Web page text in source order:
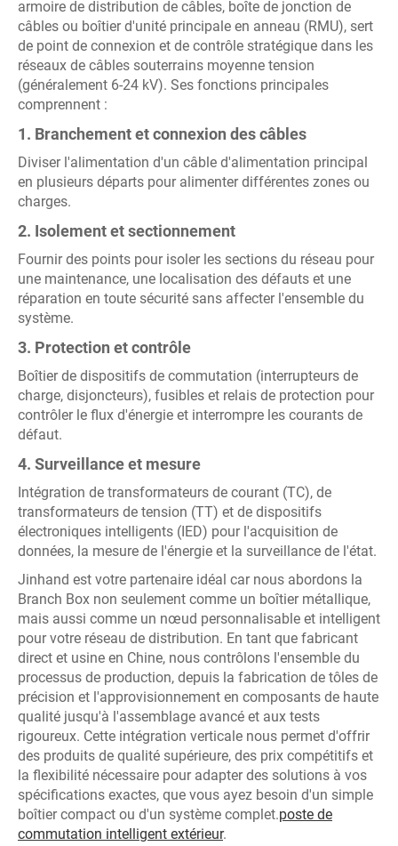
armoire de distribution de câbles, boîte de jonction de
câbles ou boîtier d'unité principale en anneau (RMU), sert
de point de connexion et de contrôle stratégique dans les
réseaux de câbles souterrains moyenne tension
(généralement 6-24 kV). Ses fonctions principales
comprennent :
1. Branchement et connexion des câbles
Diviser l'alimentation d'un câble d'alimentation principal
en plusieurs départs pour alimenter différentes zones ou
charges.
2. Isolement et sectionnement
Fournir des points pour isoler les sections du réseau pour
une maintenance, une localisation des défauts et une
réparation en toute sécurité sans affecter l'ensemble du
système.
3. Protection et contrôle
Boîtier de dispositifs de commutation (interrupteurs de
charge, disjoncteurs), fusibles et relais de protection pour
contrôler le flux d'énergie et interrompre les courants de
défaut.
4. Surveillance et mesure
Intégration de transformateurs de courant (TC), de
transformateurs de tension (TT) et de dispositifs
électroniques intelligents (IED) pour l'acquisition de
données, la mesure de l'énergie et la surveillance de l'état.
Jinhand est votre partenaire idéal car nous abordons la
Branch Box non seulement comme un boîtier métallique,
mais aussi comme un nœud personnalisable et intelligent
pour votre réseau de distribution. En tant que fabricant
direct et usine en Chine, nous contrôlons l'ensemble du
processus de production, depuis la fabrication de tôles de
précision et l'approvisionnement en composants de haute
qualité jusqu'à l'assemblage avancé et aux tests
rigoureux. Cette intégration verticale nous permet d'offrir
des produits de qualité supérieure, des prix compétitifs et
la flexibilité nécessaire pour adapter des solutions à vos
spécifications exactes, que vous ayez besoin d'un simple
boîtier compact ou d'un système complet.poste de
commutation intelligent extérieur.